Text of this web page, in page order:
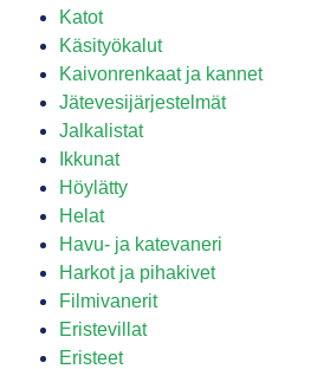
Katot
Käsityökalut
Kaivonrenkaat ja kannet
Jätevesijärjestelmät
Jalkalistat
Ikkunat
Höylätty
Helat
Havu- ja katevaneri
Harkot ja pihakivet
Filmivanerit
Eristevillat
Eristeet